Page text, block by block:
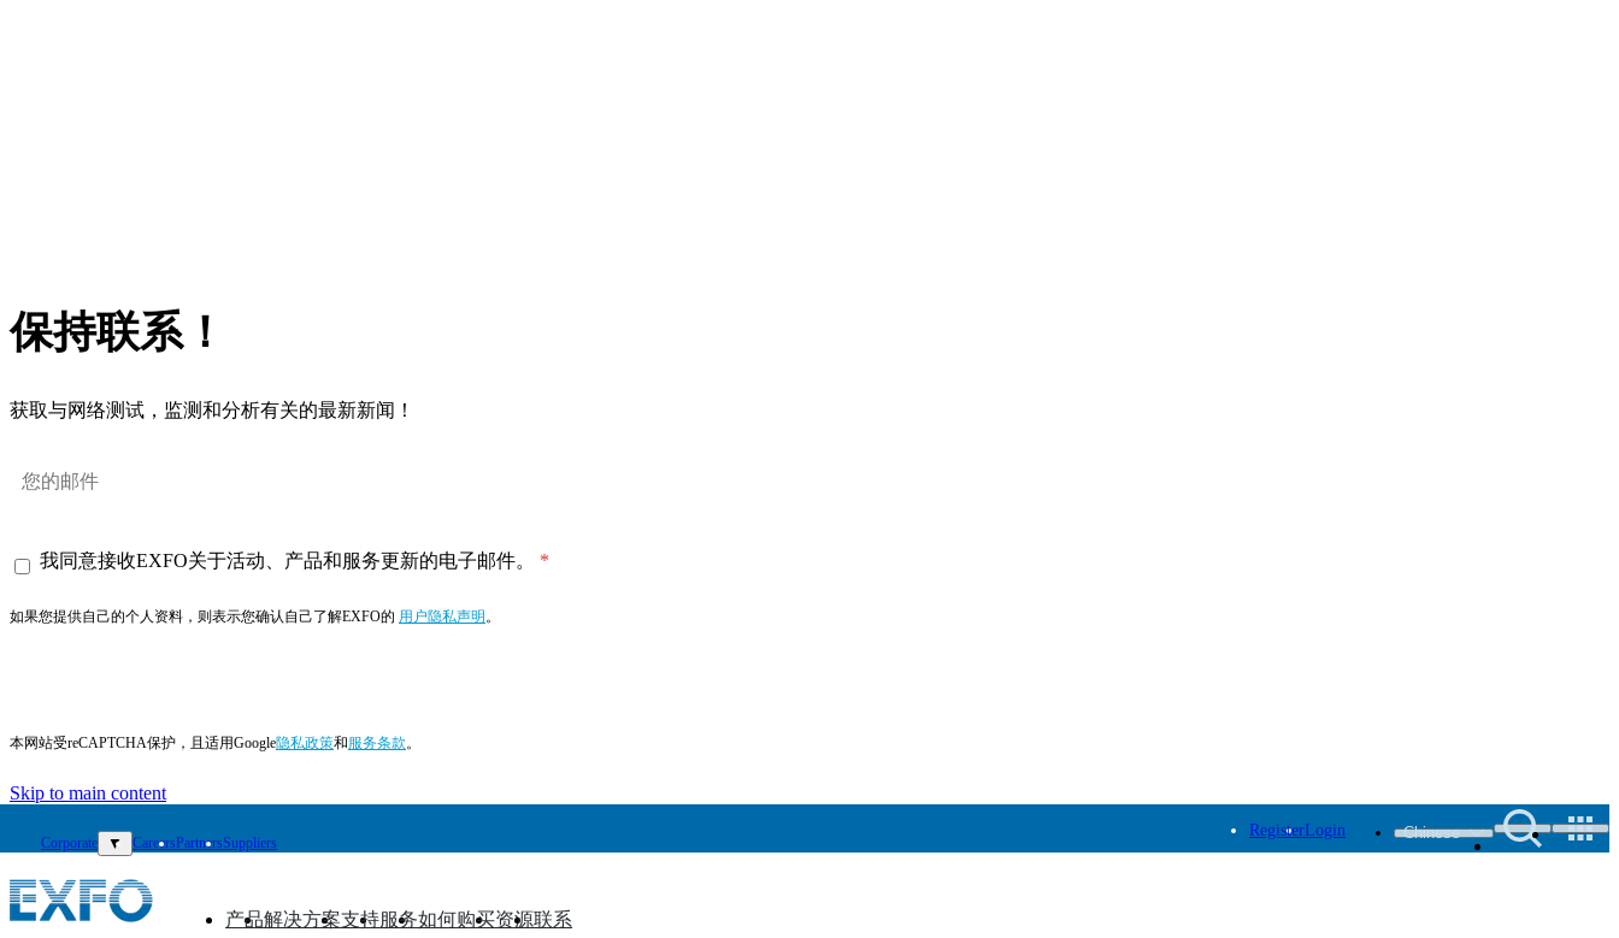
保持联系！
获取与网络测试，监测和分析有关的最新新闻！
我同意接收EXFO关于活动、产品和服务更新的电子邮件。
如果您提供自己的个人资料，则表示您确认自己了解EXFO的 用户隐私声明 。
本网站受reCAPTCHA保护，且适用Google隐私政策和服务条款。
Skip to main content
Corporate ▼ CareersPartnersSuppliers
RegisterLogin Chinese
产品
▼ 解决方案
▼ 支持
▼ 服务
▼ 如何购买
▼ 资源
▼ 联系
▼